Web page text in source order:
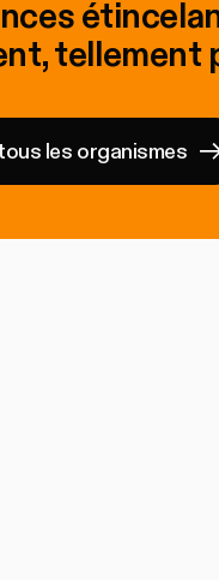
tellement
les organismes